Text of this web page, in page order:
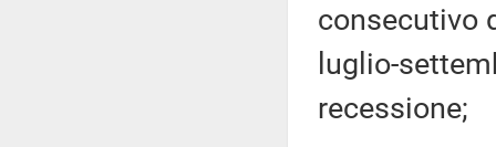
consecutivo
luglio-
recessione;